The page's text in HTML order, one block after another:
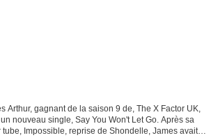
Arthur, gagnant de la saison 9 de, The X Factor UK,
nouveau single, Say You Won't Let Go. Après sa
Impossible, reprise de Shondelle, James avait